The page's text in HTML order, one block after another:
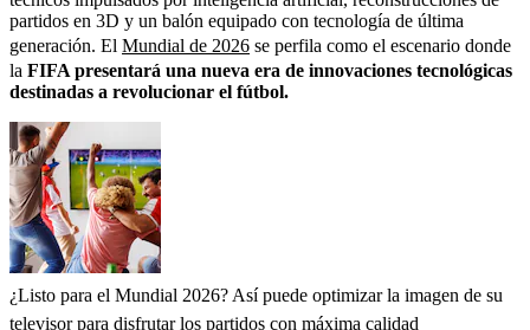
partidos en 3D y un balón equipado con tecnología de última
generación. El Mundial de 2026 se perfila como el escenario donde
la FIFA presentará una nueva era de innovaciones tecnológicas
destinadas a revolucionar el fútbol.
¿Listo para el Mundial 2026? Así puede optimizar la imagen de su
televisor para disfrutar los partidos con máxima calidad